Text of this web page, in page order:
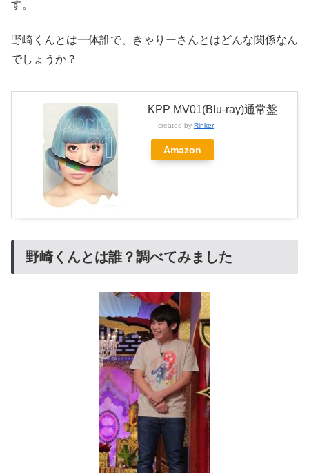
す。
野崎くんとは一体誰で、きゃりーさんとはどんな関係なん
でしょうか？
KPP MV01(Blu-ray)通常盤
created by Rinker
Amazon
野崎くんとは誰？調べてみました